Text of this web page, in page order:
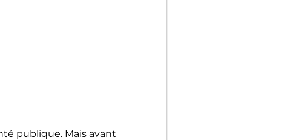
publique. Mais avant